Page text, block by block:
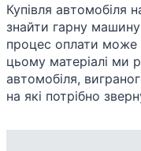
Купівля автомобіля
знайти гарну
процес оплати може
цьому матеріалі ми
автомобіля,
на які потрібно